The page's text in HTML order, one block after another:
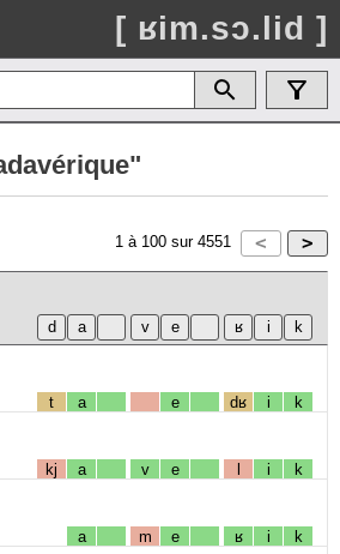
[ ʁim.sɔ.lid ]
1 à 100 sur 4551
t a e dʁ i k
kj a v e l i k
a m e ʁ i k